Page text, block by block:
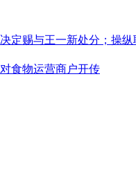
决定赐与王一新处分；操
对食物运营商户开传